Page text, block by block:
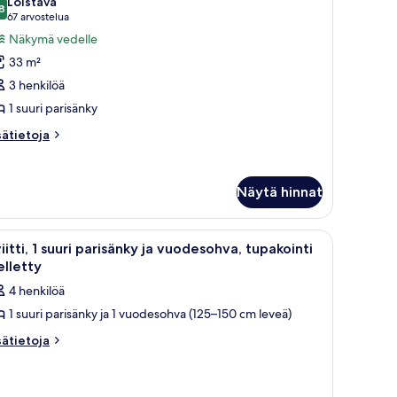
kautta 10
67 arvostelua
(67
arvostelua)
Näkymä vedelle
33 m²
3 henkilöä
1 suuri parisänky
Näytä hinnat
televisio, mukava sohva, työpöytä tuolilla sekä suuret
Hotellihuone, jossa on suuri ikkuna, josta
7
1 suuri parisänky ja vuodesohva, tupakointi
4 henkilöä
1 suuri parisänky ja 1 vuodesohva (125–150 cm leveä)